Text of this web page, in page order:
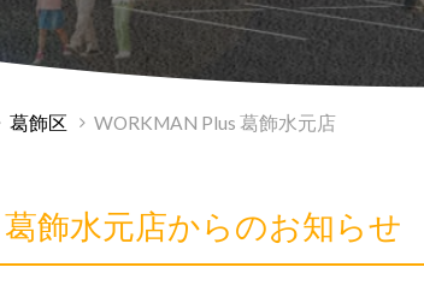
葛飾区 WORKMAN Plus 葛飾水元店
飾水元店からのお知らせ